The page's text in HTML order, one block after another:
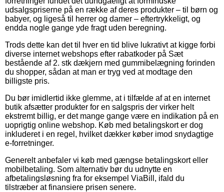
udsalgspriserne på en række af deres produkter – til børn og
babyer, og ligeså til herrer og damer – eftertrykkeligt, og
endda nogle gange yde fragt uden beregning.
Trods dette kan det til hver en tid blive lukrativt at kigge forbi
diverse internet webshops efter rabatkoder på Sæt
bestående af 2. stk dækjern med gummibelægning forinden
du shopper, sådan at man er tryg ved at modtage den
billigste pris.
Du bør imidlertid ikke glemme, at i tilfælde af at en internet
butik afsætter produkter for en salgspris der virker helt
ekstremt billig, er det mange gange være en indikation på en
uoprigtig online webshop. Køb med betalingskort er dog
inkluderet i en regel, hvilket dækker køber imod snydagtige
e-forretninger.
Generelt anbefaler vi køb med gængse betalingskort eller
mobilbetaling. Som alternativ bør du udnytte en
afbetalingsløsning fra for eksempel ViaBill, ifald du
tilstræber at finansiere prisen senere.